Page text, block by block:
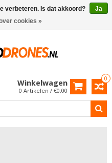
0
Winkelwagen
0 Artikelen / €0,00
verbeteren. Is dat akkoord?
Ja
cookies »